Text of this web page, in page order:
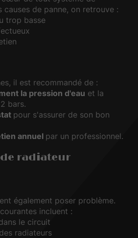
causes de panne, on retrouve :
trop basse
il est recommandé de :
la pression d'eau et la
bars.
pour s'assurer de son bon
annuel par un professionnel.
de radiateur
également poser problème.
incluent :
le circuit
radiateurs